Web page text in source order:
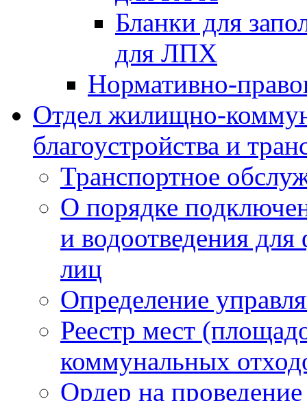
Бланки для
для ЛПХ
Нормативно-
Отдел жилищно-
благоустройства и
Транспортное
О порядке
и водоотведения
лиц
Определение
Реестр мест
коммунальных
Ордер на